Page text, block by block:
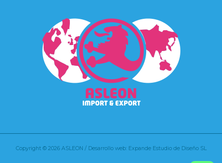
Copyright © 2026 ASLEON / Desarrollo web: Expande Estudio de Diseño SL